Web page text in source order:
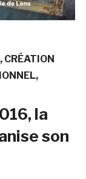
CRÉATION
la
son